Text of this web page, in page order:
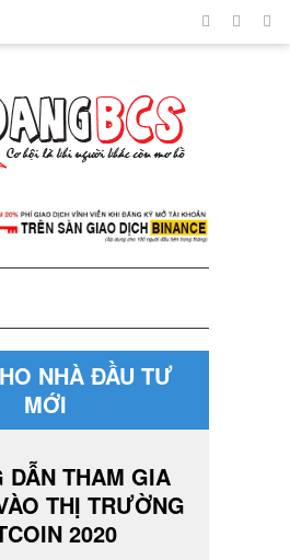
NHÀ ĐẦU TƯ
MỚI
DẪN THAM GIA
THỊ TRƯỜNG
2020